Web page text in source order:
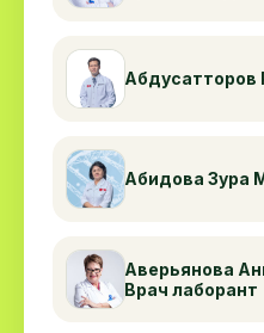
Абдусатторов
Абидова Зура
Аверьянова
Врач лаборант